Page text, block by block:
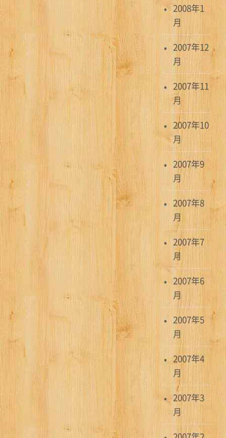
2008年1
月
2007年12
月
2007年11
月
2007年10
月
2007年9
月
2007年8
月
2007年7
月
2007年6
月
2007年5
月
2007年4
月
2007年3
月